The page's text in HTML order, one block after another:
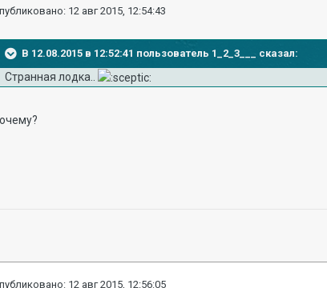
12 авг 2015, 12:54:43
В 12.08.2015 в 12:52:41 пользователь 1_2_3___ сказал:
Странная лодка..
12 авг 2015, 12:56:05